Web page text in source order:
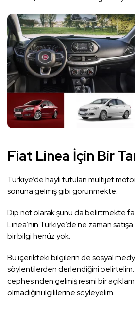
Fiat Linea İçin Bir
Türkiye’de hayli tutulan multijet
sonuna gelmiş gibi görünmekte.
Dip not olarak şunu da belirtmekte
Linea’nın Türkiye’de ne zaman
bir bilgi henüz yok.
Bu içerikteki bilgilerin de sosyal
söylentilerden derlendiğini belirtelim.
cephesinden gelmiş resmi bir
olmadığını ilgililerine söyleyelim.